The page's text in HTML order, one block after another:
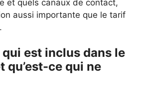
et quels canaux de contact,
aussi importante que le tarif
qui est inclus dans le
ce qui ne